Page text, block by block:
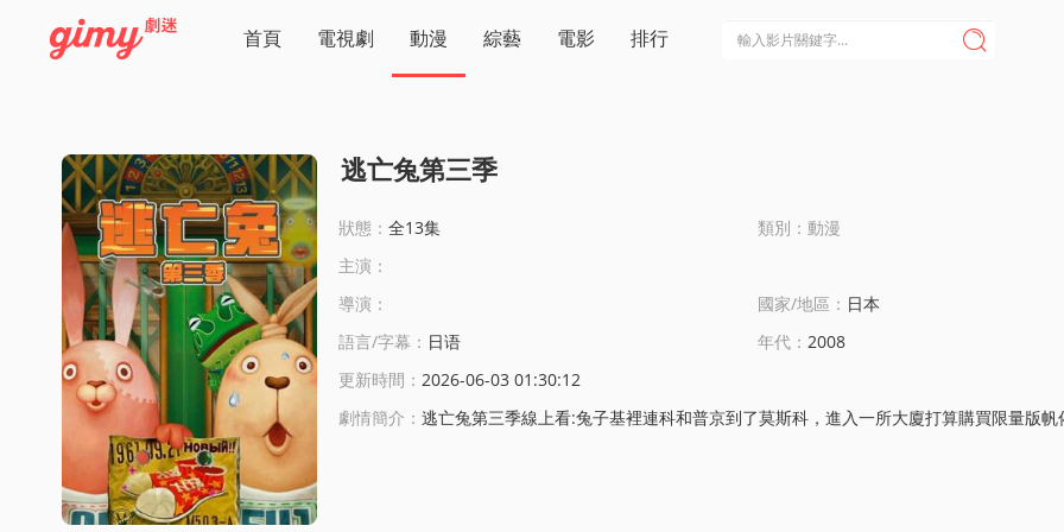
首頁 電視劇 動漫 綜藝 電影 排行 
逃亡兔第三季
狀態： 全13集
類別：動漫
主演：
導演：
國家/地區： 日本
語言/字幕： 日语 年代： 2008
更新時間： 2026-06-03 01:30:12
劇情簡介： 逃亡兔第三季線上看:兔子基裡連科和普京到了莫斯科，進入一所大廈打算購買限量版帆佈鞋。而大廈老板玆魯宗洛夫是基裡連科從前的手下，兩人積仇已久。老板打算除掉他倆，可最終基裡連科還是順利